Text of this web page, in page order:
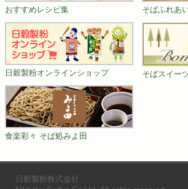
おすすめレシピ集 そばふれあ
日穀製粉オンラインショップ そばスイー
食楽彩々 そば処みよ田
日穀製粉株式会社